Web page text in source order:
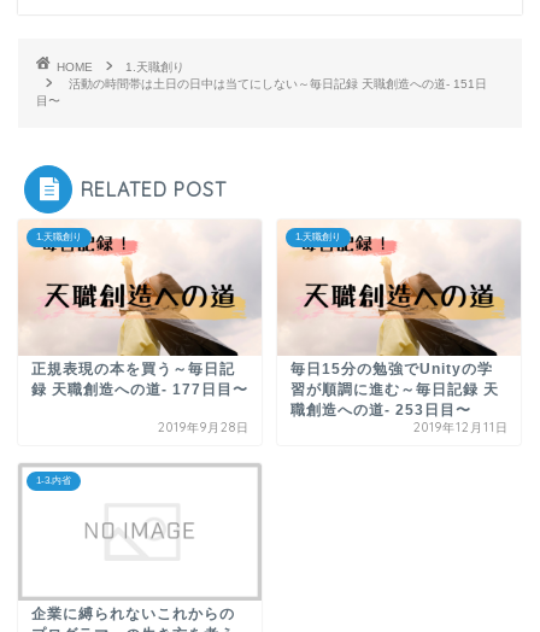
HOME
1.天職創り
活動の時間帯は土日の日中は当てにしない～毎日記録 天職創造への道- 151日
目〜
RELATED POST
1.天職創り
正規表現の本を買う～毎日記
録 天職創造への道- 177日目〜
2019年9月28日
1.天職創り
毎日15分の勉強でUnityの学
習が順調に進む～毎日記録 天
職創造への道- 253日目〜
2019年12月11日
1-3.内省
企業に縛られないこれからの